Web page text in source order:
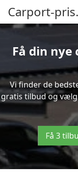
Carport-
Få din
Vi finder de
gratis tilbud og
Få 3